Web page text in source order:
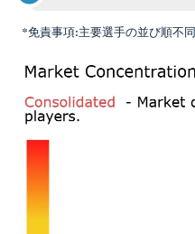
*免責事項:主要選手の並び順不同